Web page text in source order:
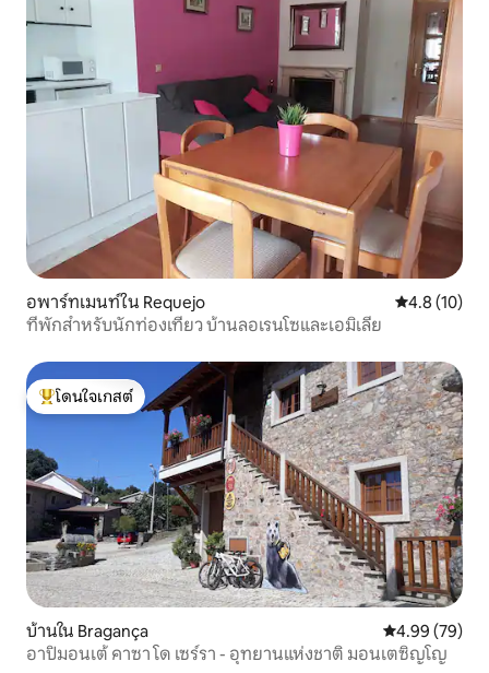
อพาร์ทเมนท์ใน Requejo คะแนนเฉลี่ย
4.8 (10)
ที่พักสำหรับนักท่องเที่ยว บ้านลอเรนโซและเอมิเลีย
โดนใจเกสต์ที่สุด
โดนใจเกสต์
บ้านใน Bragança คะแนนเฉลี่ย
4.99 (79)
อาปิมอนเต้ คาซา โด เซร์รา - อุทยานแห่งชาติ มอนเตซิญโญ